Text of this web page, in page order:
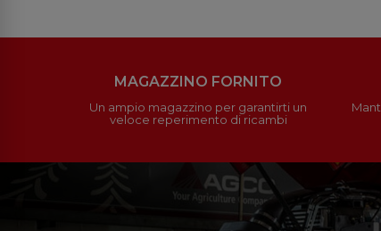
MAGAZZINO FORNITO
Un ampio magazzino per garantirti un
veloce reperimento di ricambi